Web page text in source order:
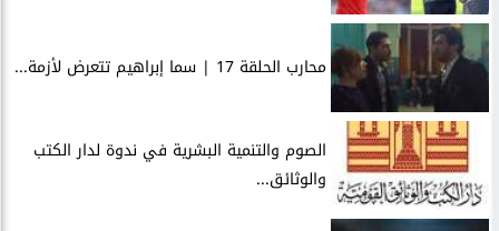
محارب الحلقة 17 | سما إبراهيم تتعرض لأزمة...
الصوم والتنمية البشرية في ندوة لدار الكتب
والوثائق...